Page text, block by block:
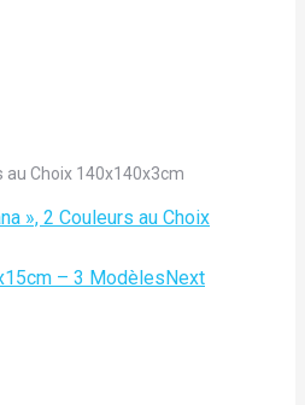
au Choix 140x140x3cm
», 2 Couleurs au Choix
– 3 Modèles Next